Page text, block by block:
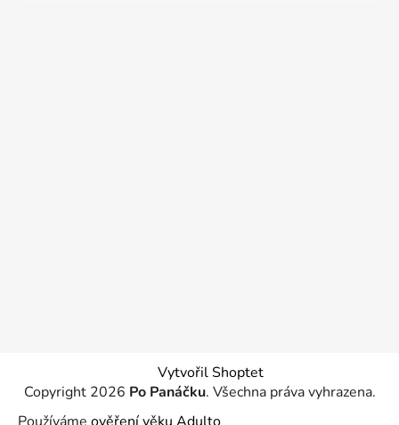
Vytvořil Shoptet
Copyright 2026 Po Panáčku. Všechna práva vyhrazena.